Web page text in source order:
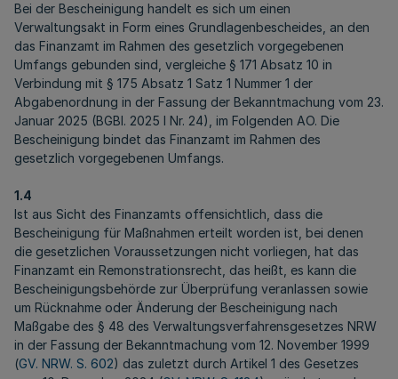
Bei der Bescheinigung handelt es sich um einen
Verwaltungsakt in Form eines Grundlagenbescheides, an den
das Finanzamt im Rahmen des gesetzlich vorgegebenen
Umfangs gebunden sind, vergleiche § 171 Absatz 10 in
Verbindung mit § 175 Absatz 1 Satz 1 Nummer 1 der
Abgabenordnung in der Fassung der Bekanntmachung vom 23.
Januar 2025 (BGBl. 2025 I Nr. 24), im Folgenden AO. Die
Bescheinigung bindet das Finanzamt im Rahmen des
gesetzlich vorgegebenen Umfangs.
1.4
Ist aus Sicht des Finanzamts offensichtlich, dass die
Bescheinigung für Maßnahmen erteilt worden ist, bei denen
die gesetzlichen Voraussetzungen nicht vorliegen, hat das
Finanzamt ein Remonstrationsrecht, das heißt, es kann die
Bescheinigungsbehörde zur Überprüfung veranlassen sowie
um Rücknahme oder Änderung der Bescheinigung nach
Maßgabe des § 48 des Verwaltungsverfahrensgesetzes NRW
in der Fassung der Bekanntmachung vom 12. November 1999
(GV. NRW. S. 602) das zuletzt durch Artikel 1 des Gesetzes